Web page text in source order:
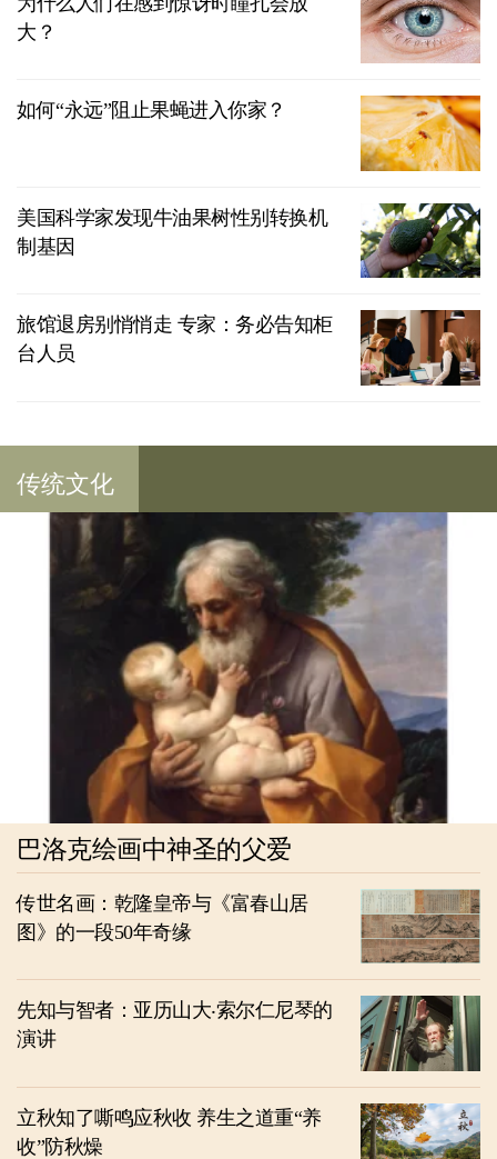
大？
如何“永远”阻止果蝇进入你家？
美国科学家发现牛油果树性别转换机
制基因
旅馆退房别悄悄走 专家：务必告知柜
台人员
传统文化
巴洛克绘画中神圣的父爱
传世名画：乾隆皇帝与《富春山居
图》的一段50年奇缘
先知与智者：亚历山大‧索尔仁尼琴的
演讲
立秋知了嘶鸣应秋收 养生之道重“养
收”防秋燥